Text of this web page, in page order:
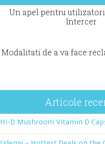
Un apel pentru
Intercer
Modalitati de a va face
Articole
Hi-D Mushroom Vitamin D